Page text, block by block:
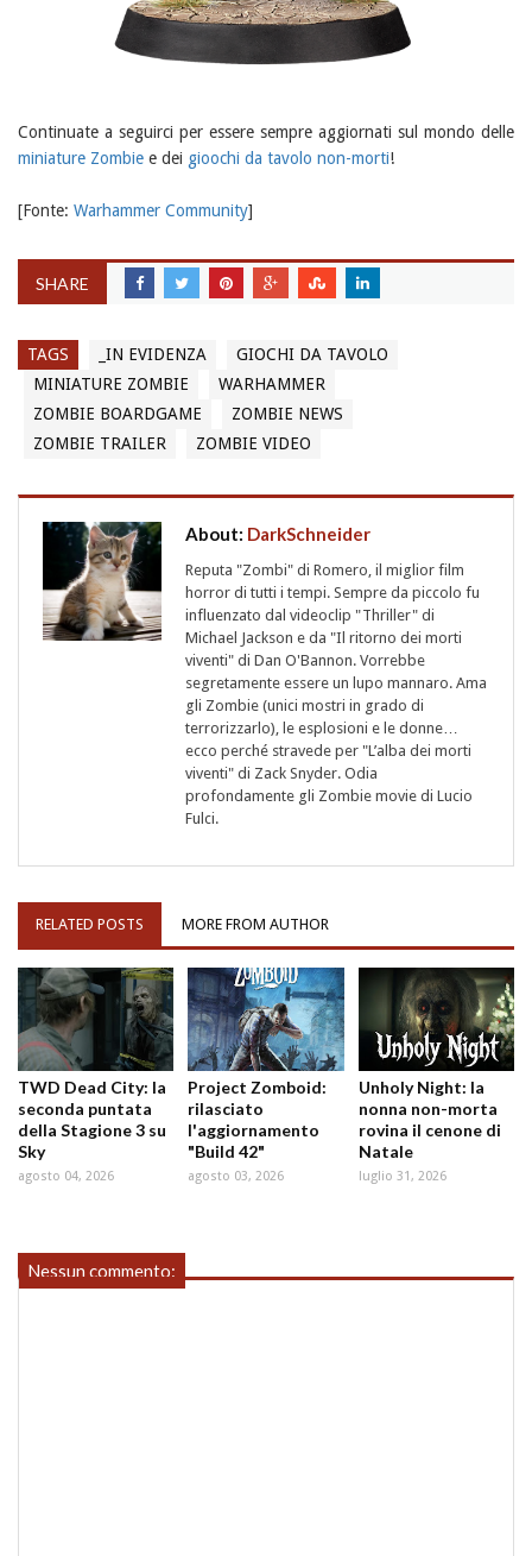
Continuate a seguirci per essere sempre aggiornati sul mondo delle
miniature Zombie e dei gioochi da tavolo non-morti!
[Fonte: Warhammer Community]
SHARE
TAGS _IN EVIDENZA
GIOCHI DA TAVOLO
MINIATURE ZOMBIE
WARHAMMER
ZOMBIE BOARDGAME
ZOMBIE NEWS
ZOMBIE TRAILER
ZOMBIE VIDEO
About: DarkSchneider
Reputa "Zombi" di Romero, il miglior film
horror di tutti i tempi. Sempre da piccolo fu
influenzato dal videoclip "Thriller" di
Michael Jackson e da "Il ritorno dei morti
viventi" di Dan O'Bannon. Vorrebbe
segretamente essere un lupo mannaro. Ama
gli Zombie (unici mostri in grado di
terrorizzarlo), le esplosioni e le donne…
ecco perché stravede per "L’alba dei morti
viventi" di Zack Snyder. Odia
profondamente gli Zombie movie di Lucio
Fulci.
RELATED POSTS MORE FROM AUTHOR
TWD Dead City: la
seconda puntata
della Stagione 3 su
Sky
agosto 04, 2026
Project Zomboid:
rilasciato
l'aggiornamento
"Build 42"
agosto 03, 2026
Unholy Night: la
nonna non-morta
rovina il cenone di
Natale
luglio 31, 2026
Nessun commento: